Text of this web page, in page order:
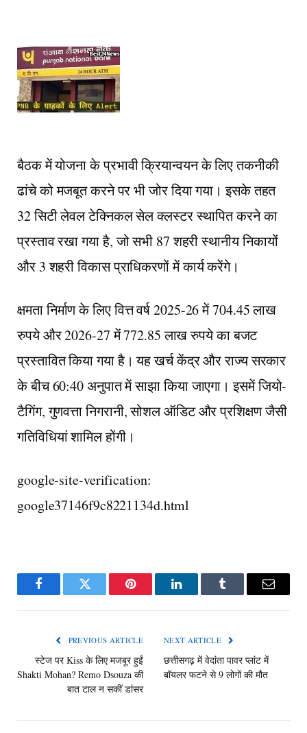
बैठक में योजना के प्रभावी क्रियान्वयन के लिए तकनीकी
ढांचे को मजबूत करने पर भी जोर दिया गया। इसके तहत
32 सिटी लेवल टेक्निकल सेल क्लस्टर स्थापित करने का
प्रस्ताव रखा गया है, जो सभी 87 शहरी स्थानीय निकायों
और 3 शहरी विकास प्राधिकरणों में कार्य करेंगे।
क्षमता निर्माण के लिए वित्त वर्ष 2025-26 में 704.45 लाख
रुपये और 2026-27 में 772.85 लाख रुपये का बजट
प्रस्तावित किया गया है। यह खर्च केंद्र और राज्य सरकार
के बीच 60:40 अनुपात में साझा किया जाएगा। इसमें जियो-
टैगिंग, गुणवत्ता निगरानी, सोशल ऑडिट और प्रशिक्षण जैसी
गतिविधियां शामिल होंगी।
google-site-verification:
google37146f9c8221134d.html
FacebookTwitter Pinterest LinkedInTumblr Email
PREVIOUS ARTICLE
स्टेज पर Kiss के लिए मजबूर हुईं
Shakti Mohan? Remo Dsouza की
बात टाल न सकीं डांसर
NEXT ARTICLE
छत्तीसगढ़ में वेदांता पावर प्लांट में
बॉयलर फटने से 9 लोगों की मौत